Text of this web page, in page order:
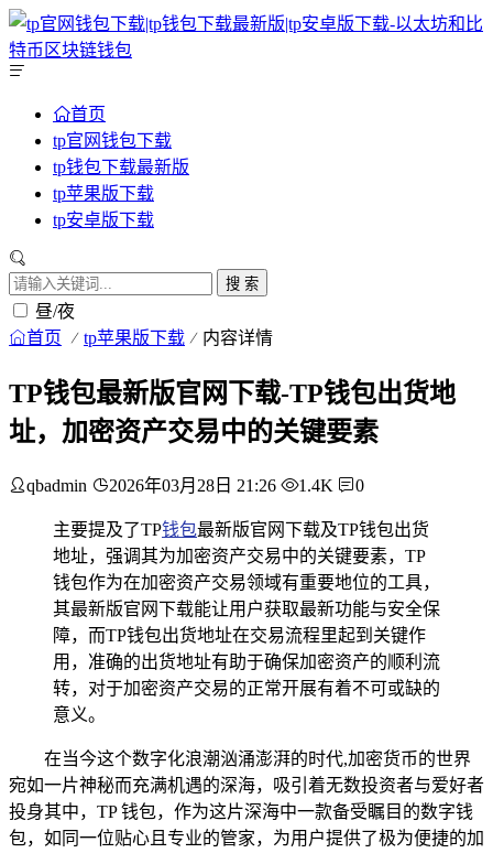
首页
tp官网钱包下载
tp钱包下载最新版
tp苹果版下载
tp安卓版下载
搜 索
昼/夜
首页 tp苹果版下载 内容详情
TP钱包最新版官网下载-TP钱包出货地
址，加密资产交易中的关键要素
qbadmin 2026年03月28日 21:26 1.4K 0
主要提及了TP钱包最新版官网下载及TP钱包出货
地址，强调其为加密资产交易中的关键要素，TP
钱包作为在加密资产交易领域有重要地位的工具，
其最新版官网下载能让用户获取最新功能与安全保
障，而TP钱包出货地址在交易流程里起到关键作
用，准确的出货地址有助于确保加密资产的顺利流
转，对于加密资产交易的正常开展有着不可或缺的
意义。
在当今这个数字化浪潮汹涌澎湃的时代,加密货币的世界
宛如一片神秘而充满机遇的深海，吸引着无数投资者与爱好者
投身其中，TP 钱包，作为这片深海中一款备受瞩目的数字钱
包，如同一位贴心且专业的管家，为用户提供了极为便捷的加